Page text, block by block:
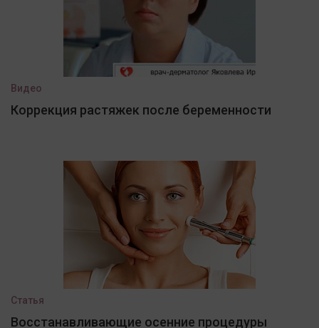
Видео
Коррекция растяжек после беременности
Статья
Восстанавливающие осенние процедуры